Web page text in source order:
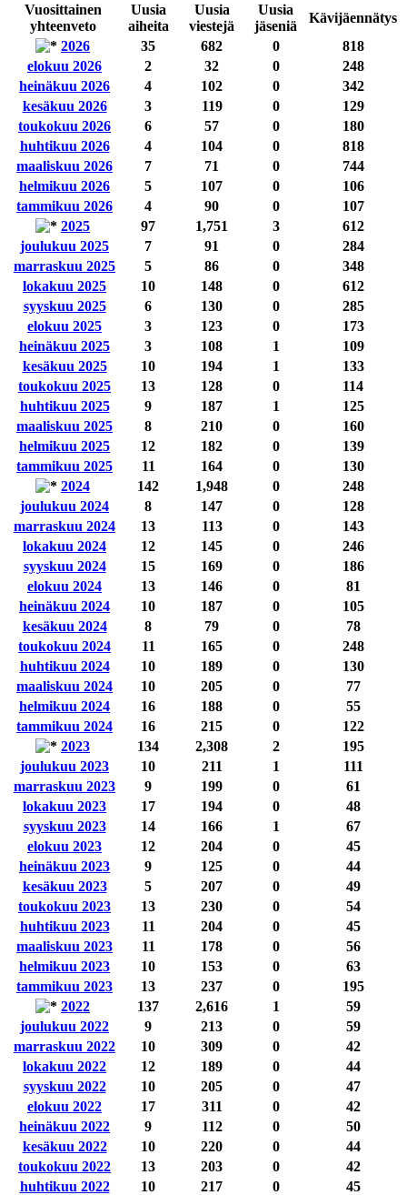
Vuosittainen
yhteenveto
Uusia
aiheita
Uusia
viestejä
Uusia
jäseniä
Kävijäennätys
2026
35 682 0
818
elokuu 2026
2 32 0
248
heinäkuu 2026
4 102 0
342
kesäkuu 2026
3 119 0
129
toukokuu 2026
6 57 0
180
huhtikuu 2026
4 104 0
818
maaliskuu 2026
7 71 0
744
helmikuu 2026
5 107 0
106
tammikuu 2026
4 90 0
107
2025
97 1,751 3
612
joulukuu 2025
7 91 0
284
marraskuu 2025
5 86 0
348
lokakuu 2025
10 148 0
612
syyskuu 2025
6 130 0
285
elokuu 2025
3 123 0
173
heinäkuu 2025
3 108 1
109
kesäkuu 2025
10 194 1
133
toukokuu 2025
13 128 0
114
huhtikuu 2025
9 187 1
125
maaliskuu 2025
8 210 0
160
helmikuu 2025
12 182 0
139
tammikuu 2025
11 164 0
130
2024
142 1,948 0
248
joulukuu 2024
8 147 0
128
marraskuu 2024
13 113 0
143
lokakuu 2024
12 145 0
246
syyskuu 2024
15 169 0
186
elokuu 2024
13 146 0
81
heinäkuu 2024
10 187 0
105
kesäkuu 2024
8 79 0
78
toukokuu 2024
11 165 0
248
huhtikuu 2024
10 189 0
130
maaliskuu 2024
10 205 0
77
helmikuu 2024
16 188 0
55
tammikuu 2024
16 215 0
122
2023
134 2,308 2
195
joulukuu 2023
10 211 1
111
marraskuu 2023
9 199 0
61
lokakuu 2023
17 194 0
48
syyskuu 2023
14 166 1
67
elokuu 2023
12 204 0
45
heinäkuu 2023
9 125 0
44
kesäkuu 2023
5 207 0
49
toukokuu 2023
13 230 0
54
huhtikuu 2023
11 204 0
45
maaliskuu 2023
11 178 0
56
helmikuu 2023
10 153 0
63
tammikuu 2023
13 237 0
195
2022
137 2,616 1
59
joulukuu 2022
9 213 0
59
marraskuu 2022
10 309 0
42
lokakuu 2022
12 189 0
44
syyskuu 2022
10 205 0
47
elokuu 2022
17 311 0
42
heinäkuu 2022
9 112 0
50
kesäkuu 2022
10 220 0
44
toukokuu 2022
13 203 0
42
huhtikuu 2022
10 217 0
45